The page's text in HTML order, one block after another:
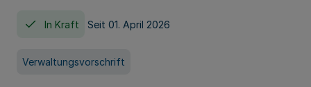
In Kraft Seit 01. April 2026
Verwaltungsvorschrift